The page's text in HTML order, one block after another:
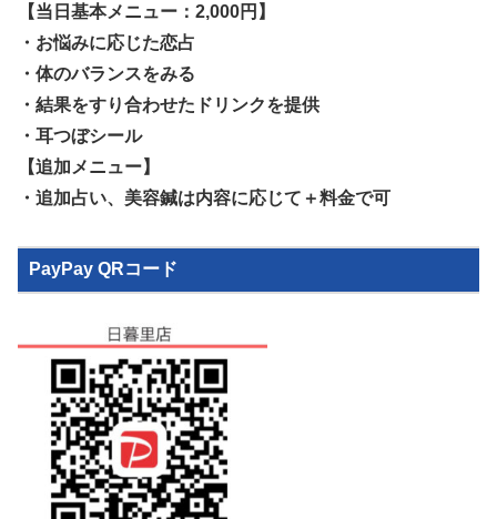
【当日基本メニュー：2,000円】
・お悩みに応じた恋占
・体のバランスをみる
・結果をすり合わせたドリンクを提供
・耳つぼシール
【追加メニュー】
・追加占い、美容鍼は内容に応じて＋料金で可
PayPay QRコード